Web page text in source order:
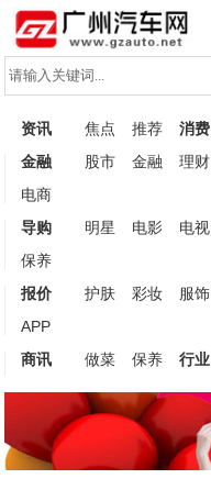
资讯 焦点 推荐 消费
金融
股市 金融 理财
电商
导购
明星 电影 电视
保养
报价
护肤 彩妆 服饰
APP
商讯
做菜 保养 行业